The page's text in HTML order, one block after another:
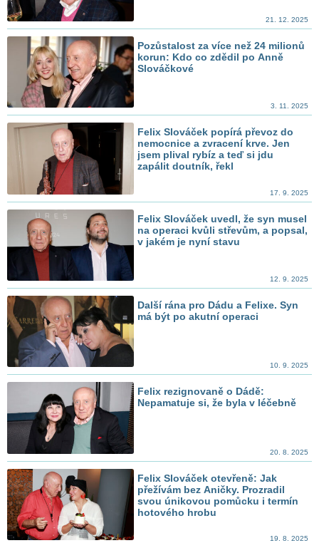
21. 12. 2025
Pozůstalost za více než 24 milionů
korun: Kdo co zdědil po Anně
Slováčkové
3. 11. 2025
Felix Slováček popírá převoz do
nemocnice a zvracení krve. Jen
jsem plival rybíz a teď si jdu
zapálit doutník, řekl
17. 9. 2025
Felix Slováček uvedl, že syn musel
na operaci kvůli střevům, a popsal,
v jakém je nyní stavu
12. 9. 2025
Další rána pro Dádu a Felixe. Syn
má být po akutní operaci
10. 9. 2025
Felix rezignovaně o Dádě:
Nepamatuje si, že byla v léčebně
20. 8. 2025
Felix Slováček otevřeně: Jak
přežívám bez Aničky. Prozradil
svou únikovou pomůcku i termín
hotového hrobu
19. 8. 2025